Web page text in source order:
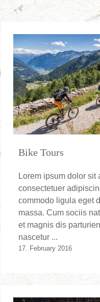
Bike Tours
Lorem ipsum dolor sit
consectetuer
commodo ligula eget
massa. Cum sociis
et magnis dis
nascetur ...
17. February 2016